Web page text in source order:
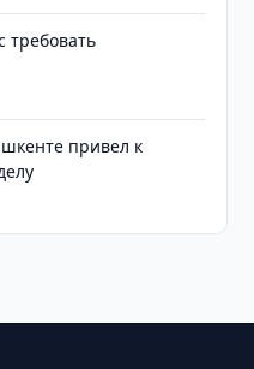
требовать
привел к